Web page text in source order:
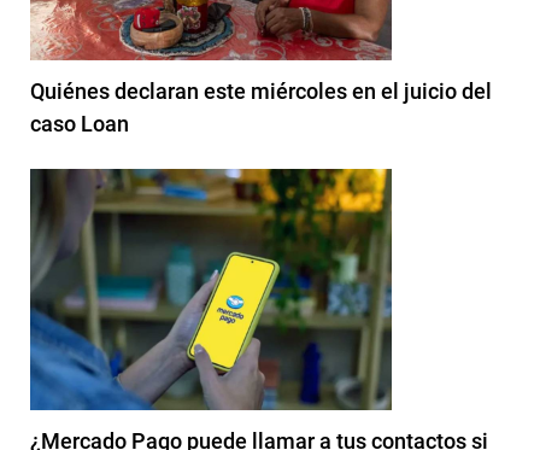
Quiénes declaran este miércoles en el juicio del
caso Loan
¿Mercado Pago puede llamar a tus contactos si